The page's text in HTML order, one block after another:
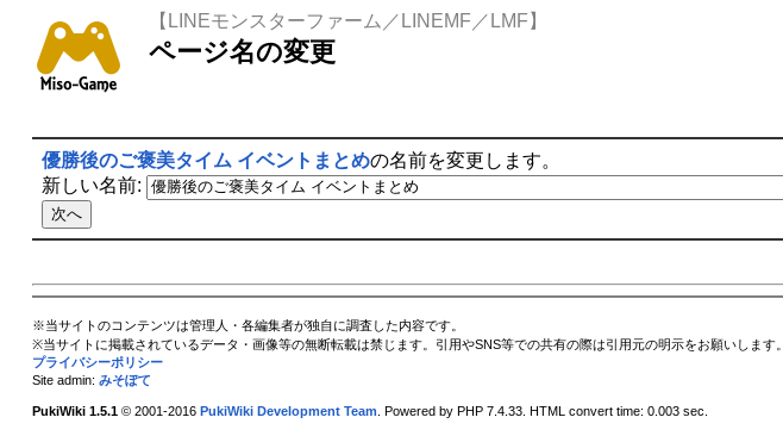
【LINEモンスターファーム／LINEMF／LMF】
ページ名の変更
優勝後のご褒美タイム イベントまとめの名前を変更します。
新しい名前:
※当サイトのコンテンツは管理人・各編集者が独自に調査した内容です。
※当サイトに掲載されているデータ・画像等の無断転載は禁じます。引用やSNS等での共有の際は引用元の明示をお願いします。
プライバシーポリシー
Site admin: みそぽて
PukiWiki 1.5.1© 2001-2016 PukiWiki Development Team . Powered by PHP 7.4.33. HTML convert time: 0.003 sec.